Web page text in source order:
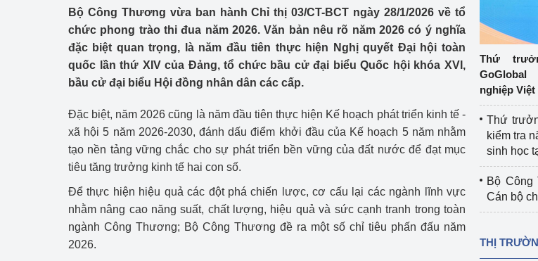
Hoạt động của Bộ trưởng
Công Thương - Công luận
Họp báo
Thông cáo báo chí
Chuyển đổi số
Bản tin Thị trường Nông Lâm Thủy sản
Phát triển nguồn nhân lực
Phát triển bền vững
Tổ chức kiểm định
Tổ chức kiểm định kỹ thuật an toàn lao
động thuộc thẩm quyền quản lý của
Bộ Công Thương vừa ban hành Chỉ thị 03/CT-BCT ngày 28/1/2026 về tổ
chức phong trào thi đua năm 2026. Văn bản nêu rõ năm 2026 có ý nghĩa
đặc biệt quan trọng, là năm đầu tiên thực hiện Nghị quyết Đại hội toàn
quốc lần thứ XIV của Đảng, tổ chức bầu cử đại biểu Quốc hội khóa XVI,
bầu cử đại biểu Hội đồng nhân dân các cấp.
Đặc biệt, năm 2026 cũng là năm đầu tiên thực hiện Kế hoạch phát triển kinh tế -
xã hội 5 năm 2026-2030, đánh dấu điểm khởi đầu của Kế hoạch 5 năm nhằm
tạo nền tảng vững chắc cho sự phát triển bền vững của đất nước để đạt mục
tiêu tăng trưởng kinh tế hai con số.
Để thực hiện hiệu quả các đột phá chiến lược, cơ cấu lại các ngành lĩnh vực
nhằm nâng cao năng suất, chất lượng, hiệu quả và sức cạnh tranh trong toàn
ngành Công Thương; Bộ Công Thương đề ra một số chỉ tiêu phấn đấu năm
2026.
Thứ
nghiệp
Thứ
kiểm tra
sinh học
Bộ
Cán bộ
THỊ